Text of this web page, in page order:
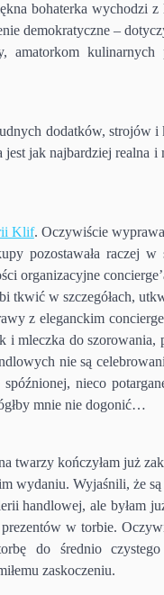
bohaterka wychodzi z
demokratyczne –
amatorkom
dodatków, strojów i
jak najbardziej realna i
Klif. Oczywiście
pozostawała raczej w
organizacyjne
tkwić w szczegółach,
z eleganckim
mleczka do szorowania,
nie są
nieco
mnie nie dogonić…
twarzy kończyłam już
wydaniu. Wyjaśnili, że
handlowej, ale byłam
w torbie.
do średnio
zaskoczeniu.